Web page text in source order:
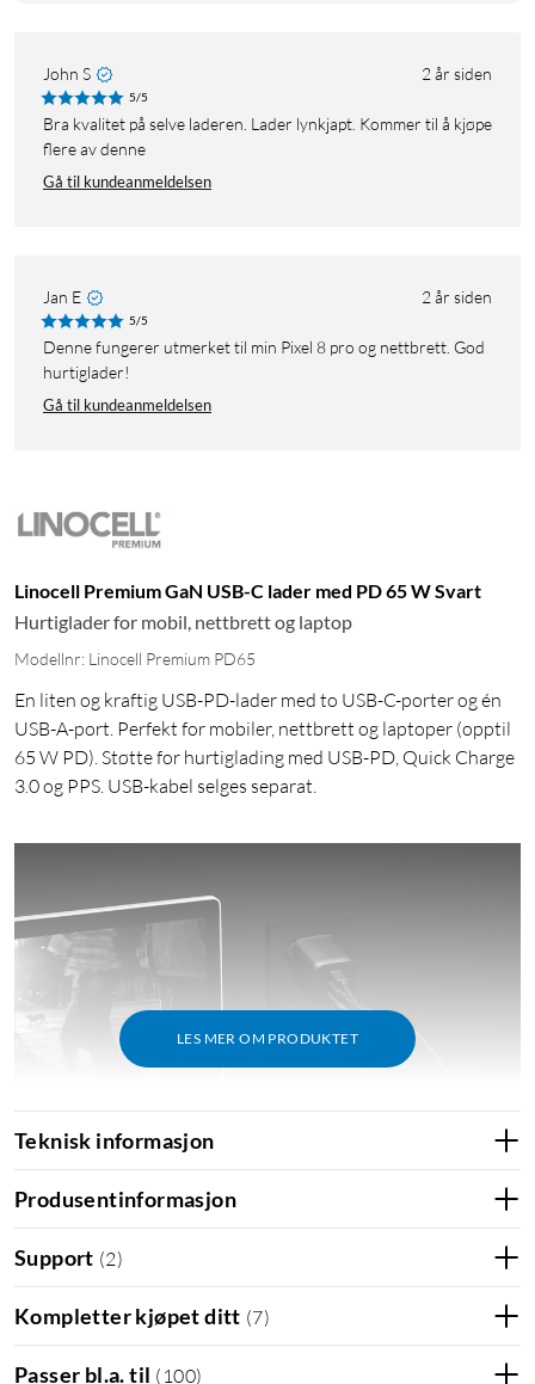
John S 2 år siden
5/5
Bra kvalitet på selve laderen. Lader lynkjapt. Kommer til å kjøpe
flere av denne
Gå til kundeanmeldelsen
Jan E 2 år siden
5/5
Denne fungerer utmerket til min Pixel 8 pro og nettbrett. God
hurtiglader!
Gå til kundeanmeldelsen
Linocell Premium GaN USB-C lader med PD 65 W Svart
Hurtiglader for mobil, nettbrett og laptop
Modellnr: Linocell Premium PD65
En liten og kraftig USB-PD-lader med to USB-C-porter og én
USB-A-port. Perfekt for mobiler, nettbrett og laptoper (opptil
65 W PD). Støtte for hurtiglading med USB-PD, Quick Charge
3.0 og PPS. USB-kabel selges separat.
LES MER OM PRODUKTET
Teknisk informasjon
Produsentinformasjon
Support (2)
Kompletter kjøpet ditt (7)
Passer bl.a. til ( 100)